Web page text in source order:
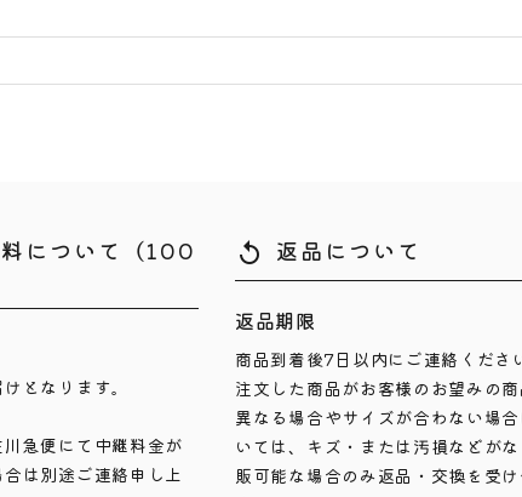
について（100
となります。
急便にて中継料金が
は別途ご連絡申し上
replay 返品について
返品期限
商品到着後7日以内にご連絡くださ
注文した商品がお客様のお望みの商
異なる場合やサイズが合わない場
いては、キズ・または汚損などが
販可能な場合のみ返品・交換を受け